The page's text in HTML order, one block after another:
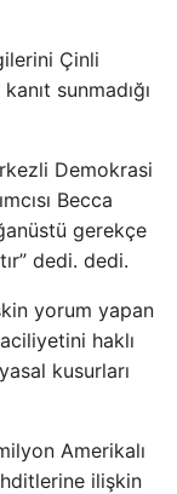
Çinli
sunmadığı
Demokrasi
Becca
gerekçe
dedi. dedi.
yorum yapan
haklı
kusurları
Amerikalı
ilişkin